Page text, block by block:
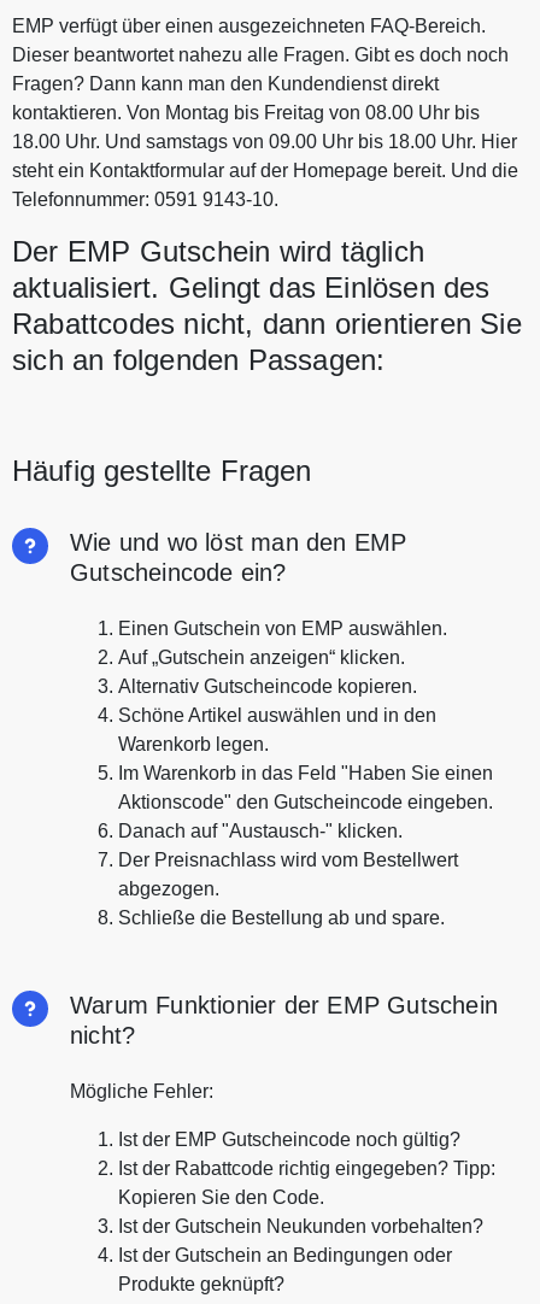
EMP verfügt über einen ausgezeichneten FAQ-Bereich.
Dieser beantwortet nahezu alle Fragen. Gibt es doch noch
Fragen? Dann kann man den Kundendienst direkt
kontaktieren. Von Montag bis Freitag von 08.00 Uhr bis
18.00 Uhr. Und samstags von 09.00 Uhr bis 18.00 Uhr. Hier
steht ein Kontaktformular auf der Homepage bereit. Und die
Telefonnummer: 0591 9143-10.
Der EMP Gutschein wird täglich
aktualisiert. Gelingt das Einlösen des
Rabattcodes nicht, dann orientieren Sie
sich an folgenden Passagen:
Häufig gestellte Fragen
Wie und wo löst man den EMP
Gutscheincode ein?
Einen Gutschein von EMP auswählen.
Auf „Gutschein anzeigen“ klicken.
Alternativ Gutscheincode kopieren.
Schöne Artikel auswählen und in den
Warenkorb legen.
Im Warenkorb in das Feld "Haben Sie einen
Aktionscode" den Gutscheincode eingeben.
Danach auf "Austausch-" klicken.
Der Preisnachlass wird vom Bestellwert
abgezogen.
Schließe die Bestellung ab und spare.
Warum Funktionier der EMP Gutschein
nicht?
Mögliche Fehler:
Ist der EMP Gutscheincode noch gültig?
Ist der Rabattcode richtig eingegeben? Tipp:
Kopieren Sie den Code.
Ist der Gutschein Neukunden vorbehalten?
Ist der Gutschein an Bedingungen oder
Produkte geknüpft?